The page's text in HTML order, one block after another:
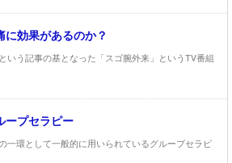
に効果があるのか？
いう記事の基となった「スゴ腕外来」というTV番組
ープセラピー
一環として一般的に用いられているグループセラピ